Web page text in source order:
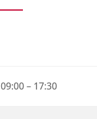
09:00 – 17:30